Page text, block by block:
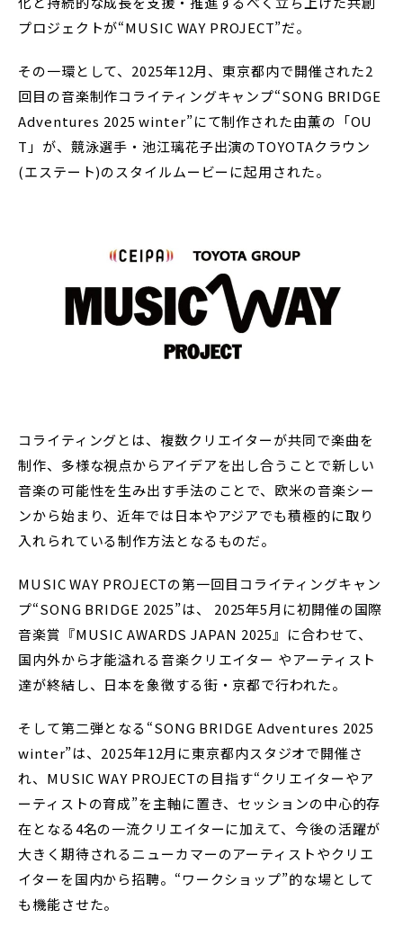
プロジェクトが“MUSIC WAY PROJECT”だ。
その一環として、2025年12月、東京都内で開催された2
回目の音楽制作コライティングキャンプ“SONG BRIDGE
Adventures 2025 winter”にて制作された由薫の「OU
T」が、競泳選手・池江璃花子出演のTOYOTAクラウン
(エステート)のスタイルムービーに起用された。
コライティングとは、複数クリエイターが共同で楽曲を
制作、多様な視点からアイデアを出し合うことで新しい
音楽の可能性を生み出す手法のことで、欧米の音楽シー
ンから始まり、近年では日本やアジアでも積極的に取り
入れられている制作方法となるものだ。
MUSIC WAY PROJECTの第一回目コライティングキャン
プ“SONG BRIDGE 2025”は、 2025年5月に初開催の国際
音楽賞『MUSIC AWARDS JAPAN 2025』に合わせて、
国内外から才能溢れる音楽クリエイター やアーティスト
達が終結し、日本を象徴する街・京都で行われた。
そして第二弾となる“SONG BRIDGE Adventures 2025
winter”は、2025年12月に東京都内スタジオで開催さ
れ、MUSIC WAY PROJECTの目指す“クリエイターやア
ーティストの育成”を主軸に置き、セッションの中心的存
在となる4名の一流クリエイターに加えて、今後の活躍が
大きく期待されるニューカマーのアーティストやクリエ
イターを国内から招聘。“ワークショップ”的な場として
も機能させた。